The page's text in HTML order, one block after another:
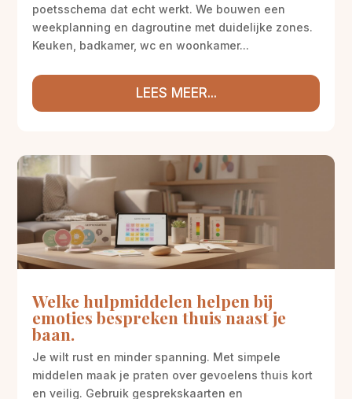
poetsschema dat echt werkt. We bouwen een
weekplanning en dagroutine met duidelijke zones.
Keuken, badkamer, wc en woonkamer...
LEES MEER...
Welke hulpmiddelen helpen bij
emoties bespreken thuis naast je
baan.
Je wilt rust en minder spanning. Met simpele
middelen maak je praten over gevoelens thuis kort
en veilig. Gebruik gesprekskaarten en